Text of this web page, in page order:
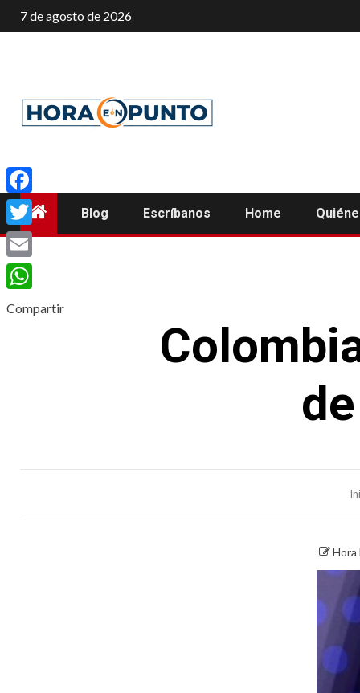
Saltar
al
7 de agosto de 2026
Blog Escríbanos Home
Hora
Facebook
Twitter
Email
WhatsApp
Compartir